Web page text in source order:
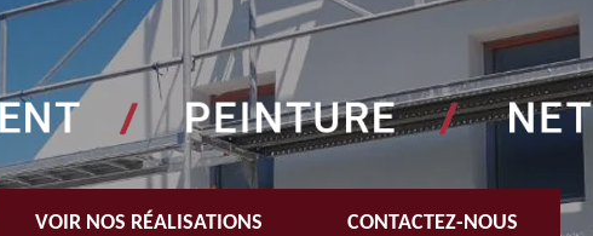
VOIR NOS RÉALISATIONS CONTACTEZ-NOUS